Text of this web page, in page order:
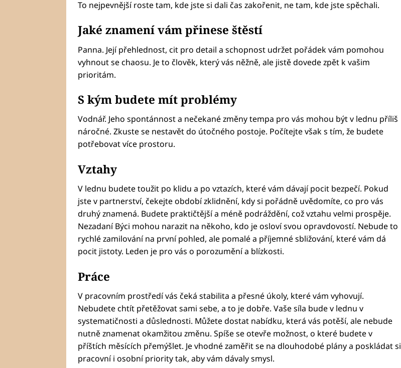
To nejpevnější roste tam, kde jste si dali čas zakořenit, ne tam, kde jste spěchali.
Jaké znamení vám přinese štěstí
Panna. Její přehlednost, cit pro detail a schopnost udržet pořádek vám pomohou
vyhnout se chaosu. Je to člověk, který vás něžně, ale jistě dovede zpět k vašim
prioritám.
S kým budete mít problémy
Vodnář. Jeho spontánnost a nečekané změny tempa pro vás mohou být v lednu příliš
náročné. Zkuste se nestavět do útočného postoje. Počítejte však s tím, že budete
potřebovat více prostoru.
Vztahy
V lednu budete toužit po klidu a po vztazích, které vám dávají pocit bezpečí. Pokud
jste v partnerství, čekejte období zklidnění, kdy si pořádně uvědomíte, co pro vás
druhý znamená. Budete praktičtější a méně podráždění, což vztahu velmi prospěje.
Nezadaní Býci mohou narazit na někoho, kdo je osloví svou opravdovostí. Nebude to
rychlé zamilování na první pohled, ale pomalé a příjemné sbližování, které vám dá
pocit jistoty. Leden je pro vás o porozumění a blízkosti.
Práce
V pracovním prostředí vás čeká stabilita a přesné úkoly, které vám vyhovují.
Nebudete chtít přetěžovat sami sebe, a to je dobře. Vaše síla bude v lednu v
systematičnosti a důslednosti. Můžete dostat nabídku, která vás potěší, ale nebude
nutně znamenat okamžitou změnu. Spíše se otevře možnost, o které budete v
příštích měsících přemýšlet. Je vhodné zaměřit se na dlouhodobé plány a poskládat si
pracovní i osobní priority tak, aby vám dávaly smysl.